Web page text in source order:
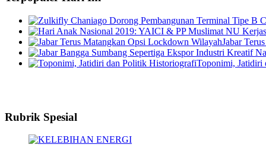
Jabar
Toponimi, Jatidiri
Rubrik Spesial